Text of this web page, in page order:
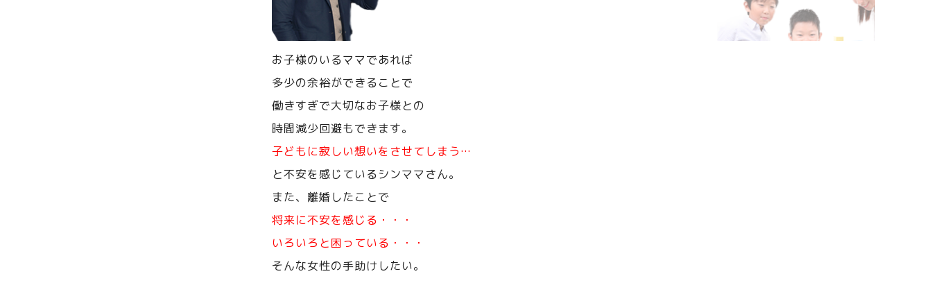
お子様のいるママであれば
多少の余裕ができることで
働きすぎで大切なお子様との
時間減少回避もできます。
子どもに寂しい想いをさせてしまう…
と不安を感じているシンママさん。
また、離婚したことで
将来に不安を感じる・・・
いろいろと困っている・・・
そんな女性の手助けしたい。